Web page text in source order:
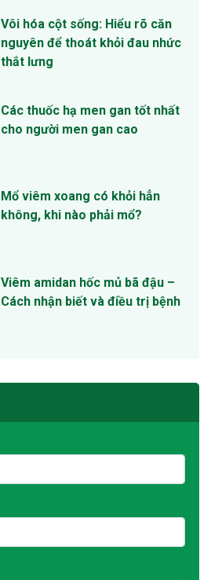
Vôi hóa cột sống: Hiểu rõ căn
nguyên để thoát khỏi đau nhức
thắt lưng
Các thuốc hạ men gan tốt nhất
cho người men gan cao
Mổ viêm xoang có khỏi hẳn
không, khi nào phải mổ?
Viêm amidan hốc mủ bã đậu –
Cách nhận biết và điều trị bệnh